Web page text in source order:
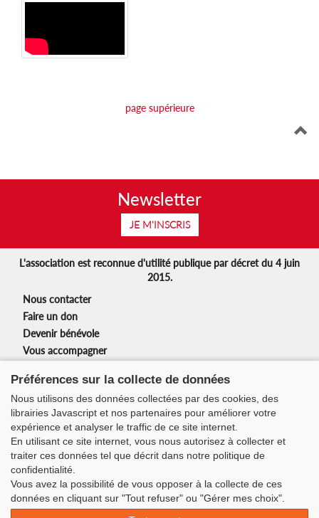
page supérieure
Newsletter
JE M'INSCRIS
L'association est reconnue d'utilité publique par décret du 4 juin
2015.
Nous contacter
Faire un don
Devenir bénévole
Vous accompagner
Nos partenaires
Nos actions
Newsletter
Suivez-nous :
Siège de l’association :
3 rue Duchefdelaville
Préférences sur la collecte de données
Nous utilisons des données collectées par des cookies, des
librairies Javascript et nos partenaires pour améliorer votre
expérience et analyser le traffic de ce site internet.
En utilisant ce site internet, vous nous autorisez à collecter et
traiter ces données tel que décrit dans notre politique de
confidentialité.
Vous avez la possibilité de vous opposer à la collecte de ces
données en cliquant sur "Tout refuser" ou "Gérer mes choix".